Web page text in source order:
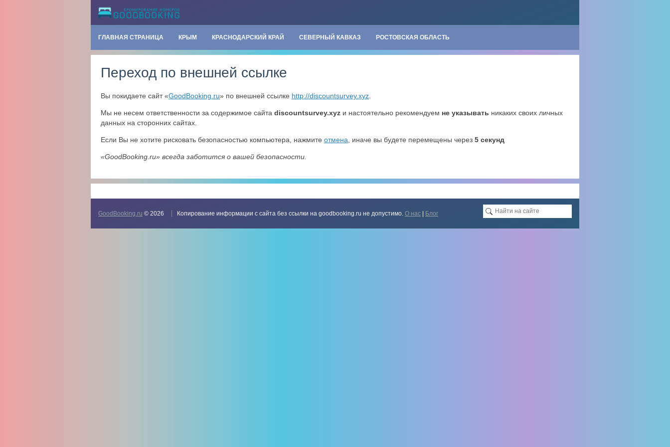
ГЛАВНАЯ СТРАНИЦА КРЫМ КРАСНОДАРСКИЙ КРАЙ СЕВЕРНЫЙ КАВКАЗ РОСТОВСКАЯ ОБЛАСТЬ
Переход по внешней ссылке
Вы покидаете сайт «GoodBooking.ru» по внешней ссылке http://discountsurvey.xyz
Мы не несем ответственности за содержимое сайта discountsurvey.xyz и настоятельно рекомендуем не указывать никаких своих личных
данных на сторонних сайтах.
Если Вы не хотите рисковать безопасностью компьютера, нажмите отмена , иначе вы будете перемещены через 4 секунд
«GoodBooking.ru» всегда заботится о вашей безопасности.
GoodBooking.ru © 2026 Копирование информации с сайта без ссылки на goodbooking.ru не допустимо. О нас Блог